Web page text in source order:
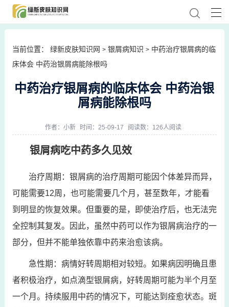
当前位置： 绿新皮肤知识网 > 银屑病知识 > 中药治疗银屑病的临
床体会 中药治银屑病能除根吗
中药治疗银屑病的临床体会 中药治银
屑病能除根吗
作者： 小新 时间：25-09-17 阅读数：126人阅读
银屑病吃中药多久见效
治疗周期：银屑病的治疗周期可能因个体差异而异，
可能需要12周，也可能需要几个月，甚至数年，才能看
到明显的恢复效果。但重要的是，即使治疗后，也无法完
全控制其复发。因此，虽然中药可以作为银屑病治疗的一
部分，但并不能单独依靠中药来治愈该病。
急性期：病情好转周期相对较短。如果病因明确且患
者积极治疗，如点滴型银屑病，好转周期可能为半个月至
一个月。持续服用中药的情况下，可能达到痊愈状态。斑